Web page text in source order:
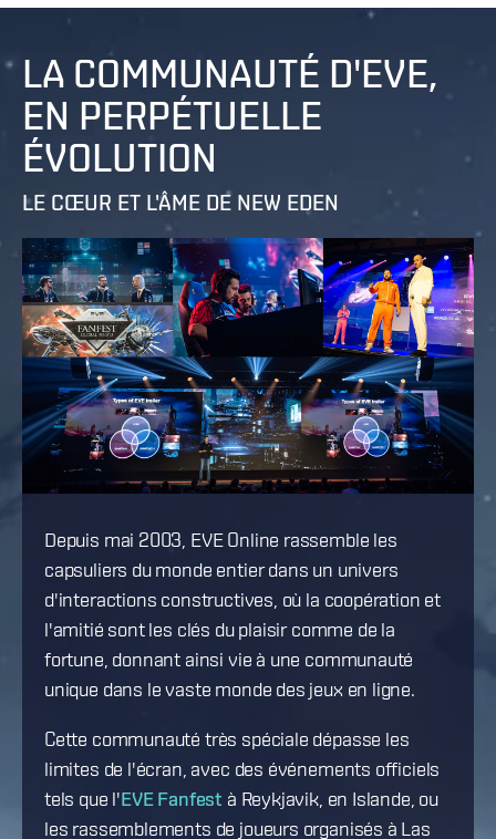
LA COMMUNAUTÉ D'EVE,
EN PERPÉTUELLE
ÉVOLUTION
LE CŒUR ET L'ÂME DE NEW EDEN
Depuis mai 2003, EVE Online rassemble les
capsuliers du monde entier dans un univers
d'interactions constructives, où la coopération et
l'amitié sont les clés du plaisir comme de la
fortune, donnant ainsi vie à une communauté
unique dans le vaste monde des jeux en ligne.
Cette communauté très spéciale dépasse les
limites de l'écran, avec des événements officiels
tels que l'EVE Fanfest à Reykjavik, en Islande, ou
les rassemblements de joueurs organisés à Las